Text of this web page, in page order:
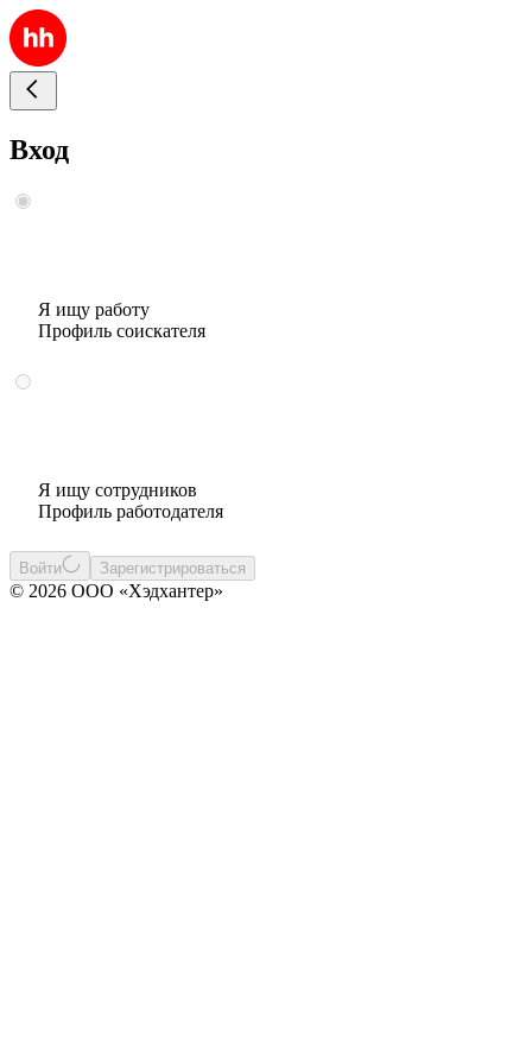
Вход
Я ищу работу
Профиль соискателя
Я ищу сотрудников
Профиль работодателя
Войти Зарегистрироваться
© 2026 ООО «Хэдхантер»